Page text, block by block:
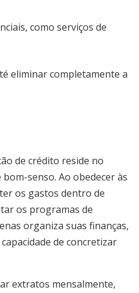
como serviços de
eliminar completamente a
de crédito reside no
senso. Ao obedecer às
os gastos dentro de
os programas de
organiza suas finanças,
de concretizar
extratos mensalmente,